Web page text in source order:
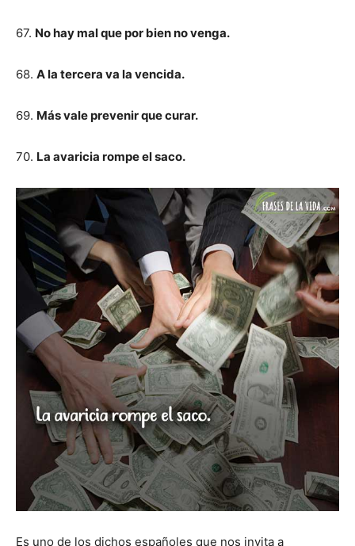
67. No hay mal que por bien no venga.
68. A la tercera va la vencida.
69. Más vale prevenir que curar.
70. La avaricia rompe el saco.
Es uno de los dichos españoles que nos invita a